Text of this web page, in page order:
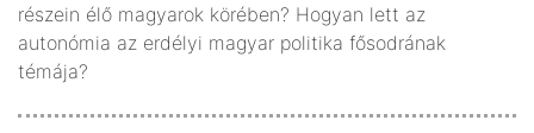
részein élő magyarok körében? Hogyan lett az
autonómia az erdélyi magyar politika fősodrának
témája?